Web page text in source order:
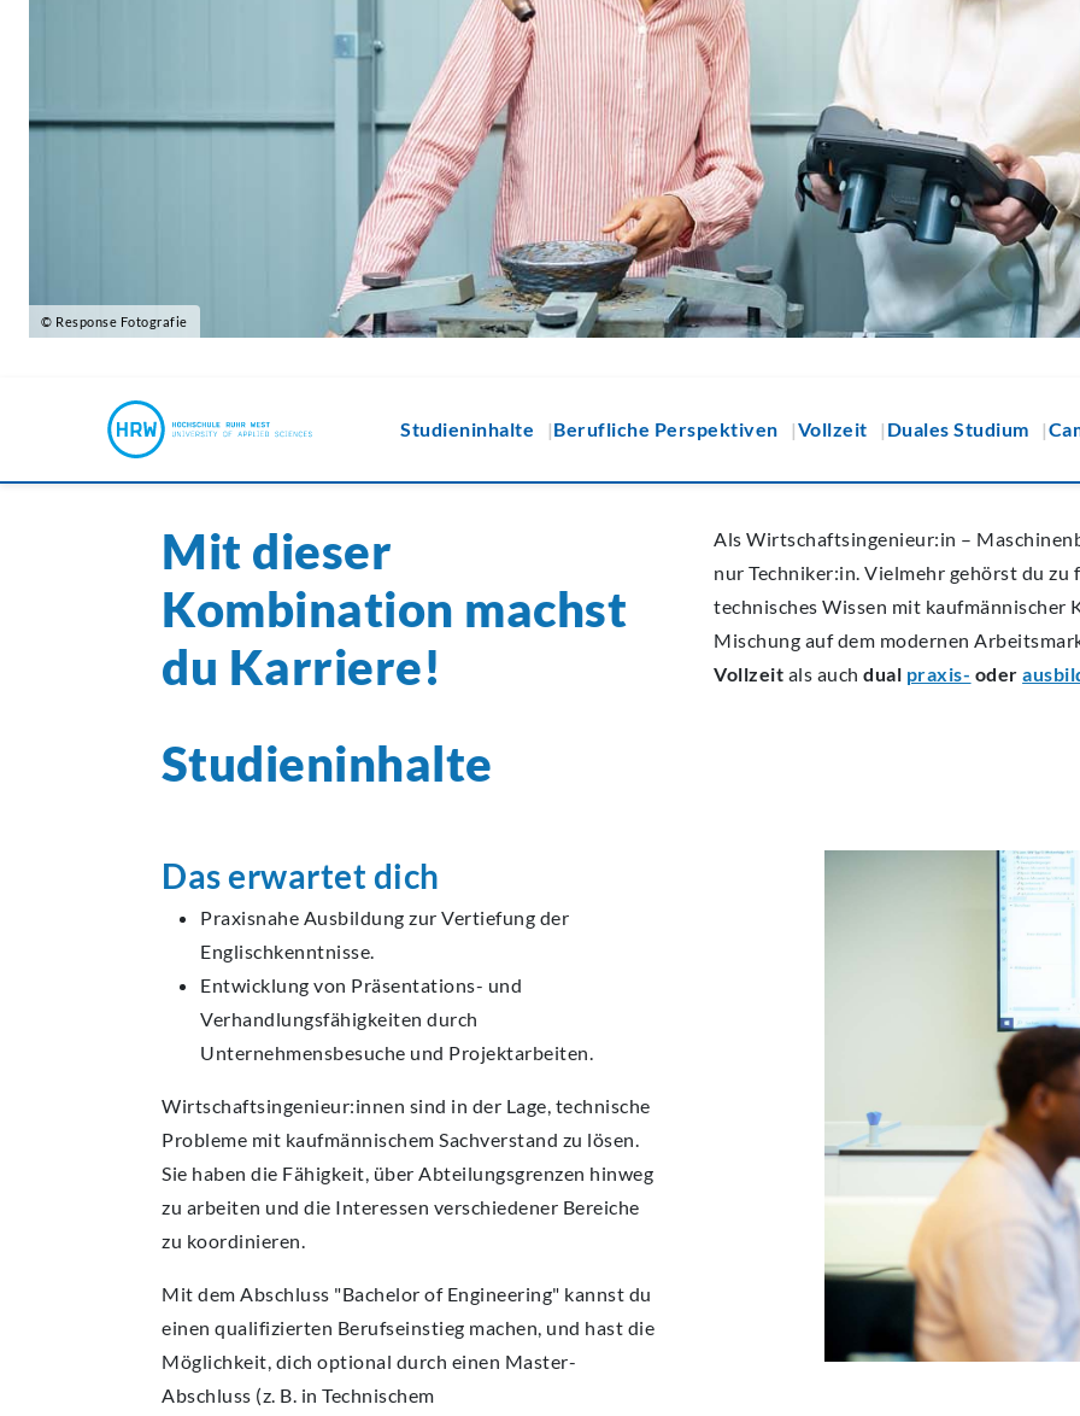
© Response Fotografie
Studieninhalte Berufliche Perspektiven Vollzeit Duales Studium
Mit dieser
Kombination machst
du Karriere!
Als Wirtschaftsingenieur:in –
nur Techniker:in. Vielmehr gehörst du
technisches Wissen mit kaufmännischer
Mischung auf dem modernen
Vollzeit als auchdual praxis- oder
Studieninhalte
Das erwartet dich
Praxisnahe Ausbildung zur Vertiefung der
Englischkenntnisse.
Entwicklung von Präsentations- und
Verhandlungsfähigkeiten durch
Unternehmensbesuche und Projektarbeiten.
Wirtschaftsingenieur:innen sind in der Lage, technische
Probleme mit kaufmännischem Sachverstand zu lösen.
Sie haben die Fähigkeit, über Abteilungsgrenzen hinweg
zu arbeiten und die Interessen verschiedener Bereiche
zu koordinieren.
Mit dem Abschluss "Bachelor of Engineering" kannst du
einen qualifizierten Berufseinstieg machen, und hast die
Möglichkeit, dich optional durch einen Master-
Abschluss (z. B. in Technischem